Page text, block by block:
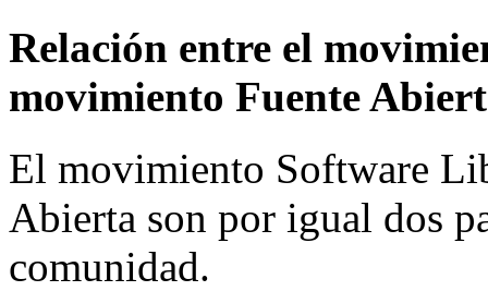
Relación entre el
movimiento Fuente
El movimiento Software
Abierta son por igual dos
comunidad.